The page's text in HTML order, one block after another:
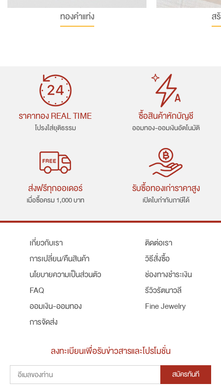
ทองคำแท่ง ส
ราคาทอง REAL TIME
โปรงใส่ยุติธรรม
ซื้อสินค้าหักบัญชี
ออมทอง-ออมเงินอัตโนมัติ
ส่งฟรีทุกออเดอร์
เมื่อซื้อครม 1,000 บาท
รับซื้อทองเก่าราคาสูง
เปิดใบกำกับภาษีได้
เกี่ยวกับเรา
การเปลี่ยน/คืนสินค้า
นโยบายความเป็นส่วนตัว
FAQ
ออมเงิน-ออมทอง
การจัดส่ง
ติดต่อเรา
วิธีสั่งซื้อ
ช่องทางชำระเงิน
รีวิวรัตนาวลี
Fine Jewelry
ลงทะเบียนเพื่อรับข่าวสารและโปรโมชั่น
สมัครทันที